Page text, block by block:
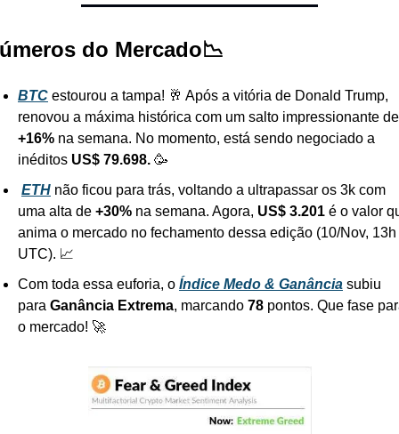
do Mercado📉
BTC estourou a tampa! 🥂 Após a vitória de Donald Trump,
+16% na semana. No momento, está sendo negociado a
inéditos US$ 79.698. 🥳
ETH não ficou para trás, voltando a ultrapassar os 3k com
uma alta de +30% na semana. Agora, US$ 3.201 é o valor
anima o mercado no fechamento dessa edição (10/Nov, 13h
UTC). 📈
Com toda essa euforia, o Índice Medo & Ganância subiu
para Ganância Extrema, marcando 78 pontos. Que fase
o mercado! 🚀